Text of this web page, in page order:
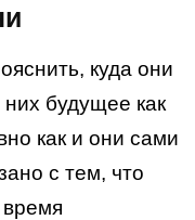
куда они
них будущее как
как и они сами
с тем, что